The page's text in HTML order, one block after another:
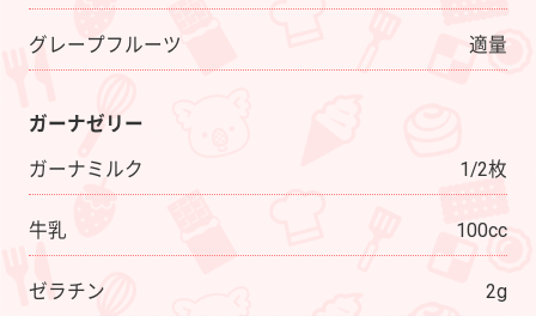
グレープフルーツ 適量
ガーナゼリー
ガーナミルク
1/2枚
牛乳 100cc
ゼラチン 2g